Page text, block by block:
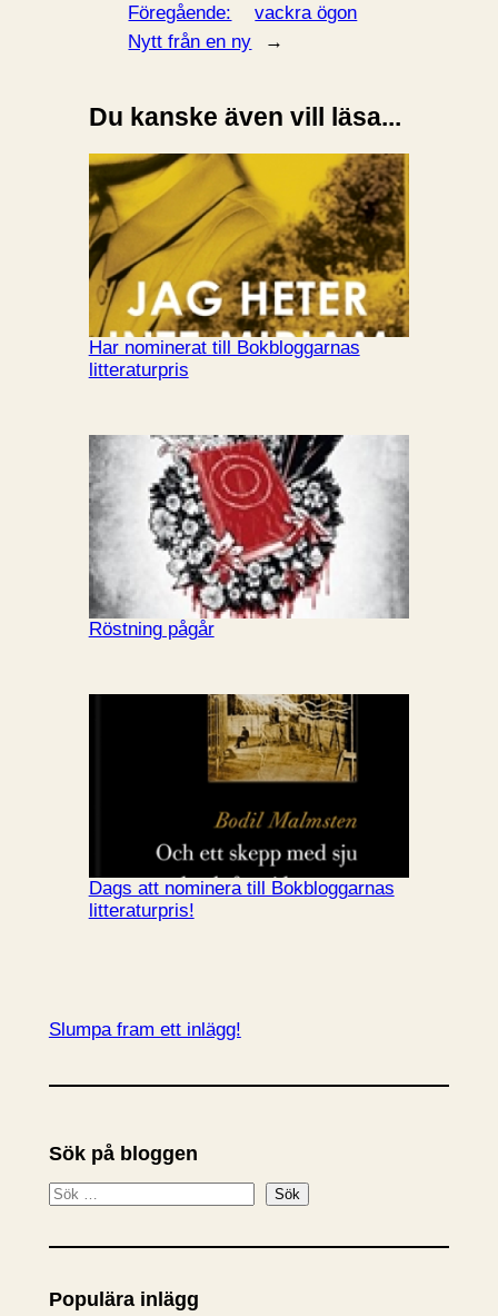
Föregående:
Nytt från en ny
vackra ögon
→
Du kanske även vill läsa...
Har nominerat till Bokbloggarnas
litteraturpris
Röstning pågår
Dags att nominera till Bokbloggarnas
litteraturpris!
Slumpa fram ett inlägg!
Sök på bloggen
S
k
Sök
Populära inlägg